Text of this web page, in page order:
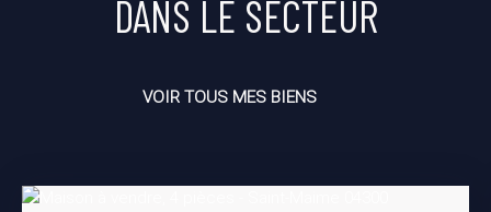
DANS LE SECTEUR
VOIR TOUS MES BIENS